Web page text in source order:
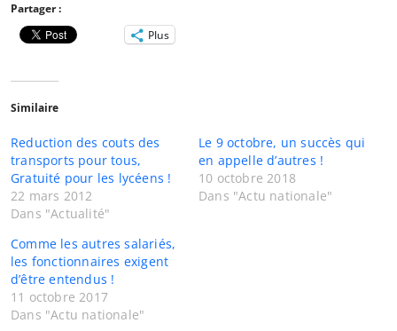
Partager :
Plus
Similaire
Reduction des couts des
transports pour tous,
Gratuité pour les lycéens !
22 mars 2012
Dans "Actualité"
Le 9 octobre, un succès qui
en appelle d’autres !
10 octobre 2018
Dans "Actu nationale"
Comme les autres salariés,
les fonctionnaires exigent
d’être entendus !
11 octobre 2017
Dans "Actu nationale"